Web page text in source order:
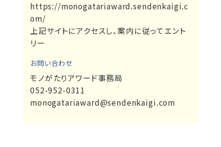
https://monogatariaward.sendenkaigi.c
om/
上記サイトにアクセスし、案内に従ってエント
リー
お問い合わせ
モノがたりアワード事務局
052-952-0311
monogatariaward@sendenkaigi.com